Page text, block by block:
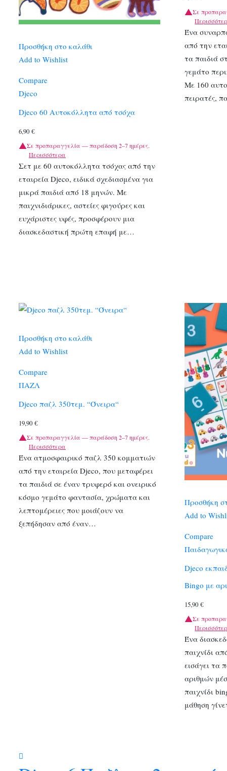
Προσθήκη στο καλάθι
Add to Wishlist
Compare
Djeco
Djeco 60 Αυτοκόλλητα από τσόχα
6,90 €
Σε προπαραγγελία — παράδοση 2–7 ημέρες.
Περισσότερα
Σετ με 60 αυτοκόλλητα τσόχας από την
εταιρεία Djeco, ειδικά σχεδιασμένα για
μικρά παιδιά από 18 μηνών. Με
παιχνιδιάρικες, αστείες φιγούρες και
ευχάριστες υφές, προσφέρουν μια
διασκεδαστική πρώτη επαφή με…
Σε
Ένα
από την
τα παιδιά
γεμάτο
Με 160
πειρατές,
Προσθήκη στο καλάθι
Add to Wishlist
Compare
ΠΑΖΛ
Djeco παζλ 350τεμ. “Όνειρα“
19,90 €
Σε προπαραγγελία — παράδοση 2–7 ημέρες.
Περισσότερα
Ένα ατμοσφαιρικό παζλ 350 κομματιών
από την εταιρεία Djeco, που μεταφέρει
τα παιδιά σε έναν τρυφερό και ονειρικό
κόσμο γεμάτο φαντασία, χρώματα και
λεπτομέρειες που μοιάζουν να
ξεπήδησαν από έναν…
Προσθήκη
Add to
Compare
Djeco
Bingo με
15,90€
Σε
Ένα
παιχνίδι
εισάγει τα
αριθμών
παιχνίδι
μάθηση